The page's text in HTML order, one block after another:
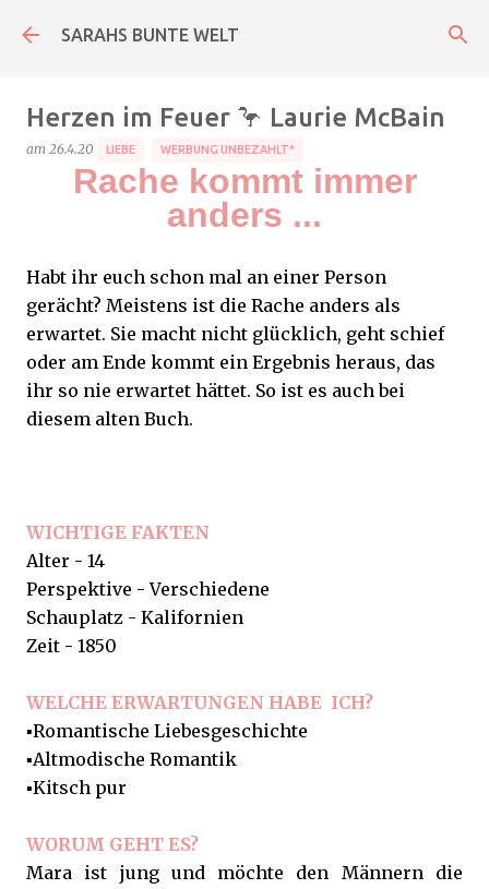
Direkt zum Hauptbereich
SARAHS BUNTE WELT
Herzen im Feuer 🦩 Laurie McBain
am 26.4.20 LIEBE WERBUNG UNBEZAHLT*
Rache kommt immer
anders ...
Habt ihr euch schon mal an einer Person
gerächt? Meistens ist die Rache anders als
erwartet. Sie macht nicht glücklich, geht schief
oder am Ende kommt ein Ergebnis heraus, das
ihr so nie erwartet hättet. So ist es auch bei
diesem alten Buch.
WICHTIGE FAKTEN
Alter - 14
Perspektive - Verschiedene
Schauplatz - Kalifornien
Zeit - 1850
WELCHE ERWARTUNGEN HABE ICH?
▪️Romantische Liebesgeschichte
▪️Altmodische Romantik
▪️Kitsch pur
WORUM GEHT ES?
Mara ist jung und möchte den Männern die